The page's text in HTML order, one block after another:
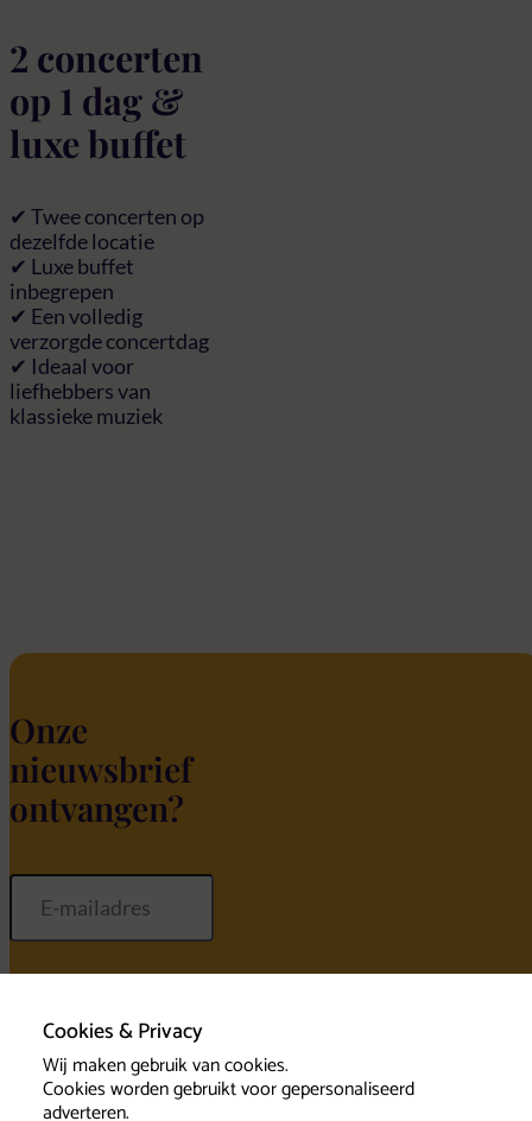
Cookies & Privacy
Wij maken gebruik van cookies.
Cookies worden gebruikt voor gepersonaliseerd
adverteren.
2 concerten
op 1 dag &
luxe buffet
✔ Twee concerten op
dezelfde locatie
✔ Luxe buffet
inbegrepen
✔ Een volledig
verzorgde concertdag
✔ Ideaal voor
liefhebbers van
klassieke muziek
Onze
nieuwsbrief
ontvangen?